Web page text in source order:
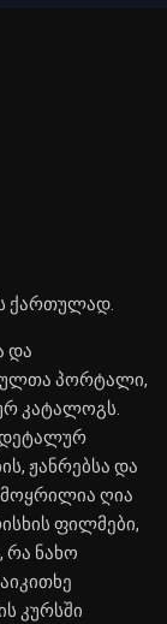
ქართულად.
და
პორტალი,
კატალოგს.
დეტალურ
ჟანრებსა და
ღია
ფილმები,
რა ნახო
კურსში